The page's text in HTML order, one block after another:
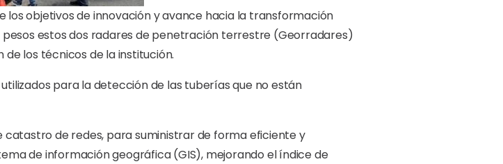
los objetivos de innovación y avance hacia la transformación
pesos estos dos radares de penetración terrestre (Georradares)
de los técnicos de la institución.
para la detección de las tuberías que no están
de redes, para suministrar de forma eficiente y
de información geográfica (GIS), mejorando el índice de